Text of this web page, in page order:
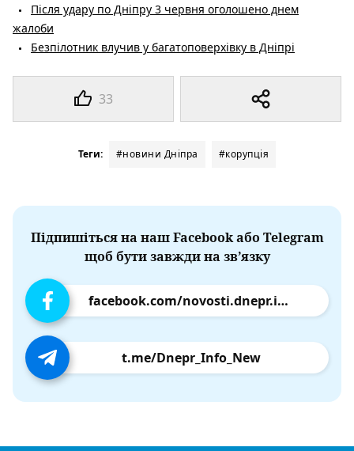
33
Після удару по Дніпру 3 червня оголошено днем
жалоби
Безпілотник влучив у багатоповерхівку в Дніпрі
Теги: #новини Дніпра #корупція
Підпишіться на наш Facebook або Telegram
щоб бути завжди на зв’язку
facebook.com/novosti.dnepr.info
t.me/Dnepr_Info_New